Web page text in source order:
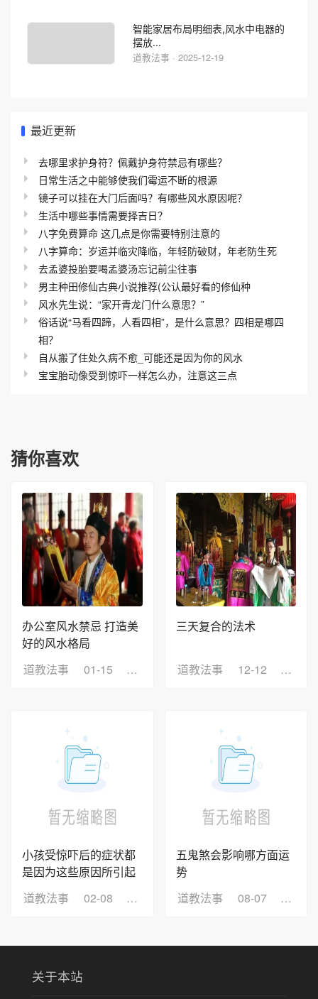
智能家居布局明细表,风水中电器的
摆放...
道教法事 · 2025-12-19
最近更新
去哪里求护身符？佩戴护身符禁忌有哪些？
日常生活之中能够使我们霉运不断的根源
镜子可以挂在大门后面吗？有哪些风水原因呢？
生活中哪些事情需要择吉日？
八字免费算命 这几点是你需要特别注意的
八字算命：岁运并临灾降临，年轻防破财，年老防生死
去孟婆投胎要喝孟婆汤忘记前尘往事
男主种田修仙古典小说推荐(公认最好看的修仙种
风水先生说：“家开青龙门什么意思？”
俗话说“马看四蹄，人看四相”，是什么意思？四相是哪四
相？
自从搬了住处久病不愈_可能还是因为你的风水
宝宝胎动像受到惊吓一样怎么办，注意这三点
猜你喜欢
办公室风水禁忌 打造美
好的风水格局
道教法事
01-15 浏览：9
三天复合的法术
道教法事 12-12 浏览
小孩受惊吓后的症状都
是因为这些原因所引起
道教法事
02-08 浏览：7
五鬼煞会影响哪方面运
势
道教法事
08-07 浏览
关于本站